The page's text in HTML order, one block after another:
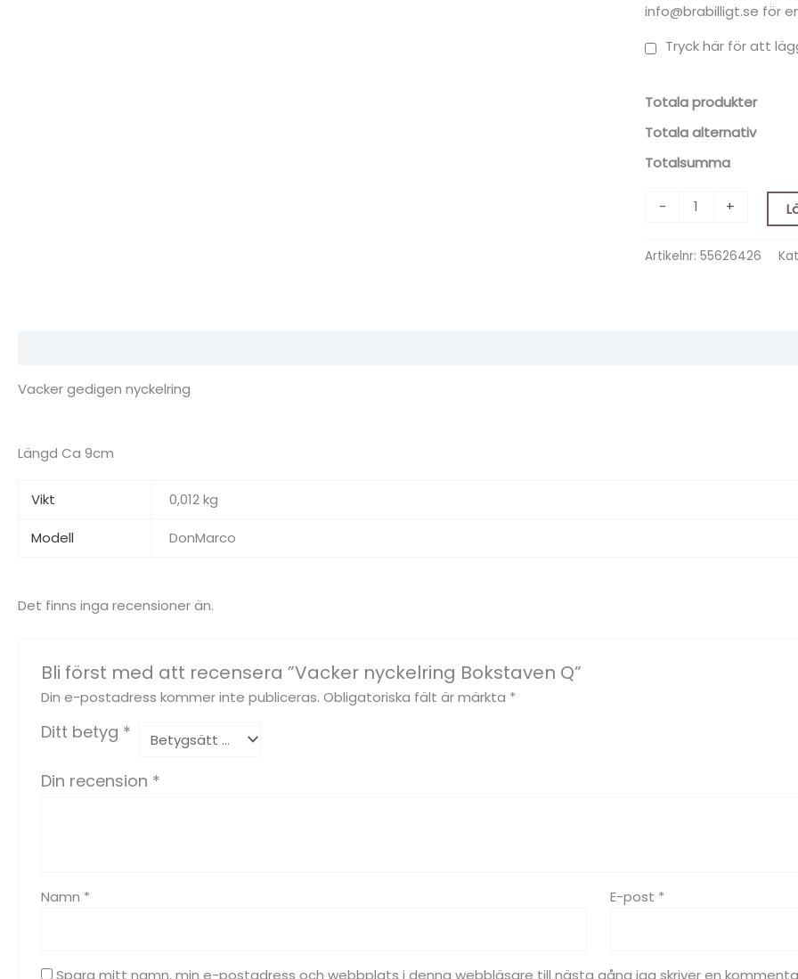
info@brabilligt.se för
Tryck här för att
Totala produkter
Totala alternativ
Totalsumma
- +
Artikelnr:55626426
Vacker gedigen nyckelring
Längd Ca 9cm
Vikt 0,012 kg
Modell DonMarco
Det finns inga recensioner än.
Bli först med att recensera ”Vacker nyckelring Bokstaven Q”
Din e-postadress kommer inte publiceras. Obligatoriska fält är märkta *
Ditt betyg *
Din recension *
Namn * E-post *
Spara mitt namn, min e-postadress och webbplats i denna webbläsare till nästa gång jag skriver en